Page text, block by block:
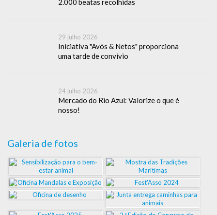
29 julho 2026
Iniciativa "Avós & Netos" proporciona
uma tarde de convívio
24 julho 2026
Mercado do Rio Azul: Valorize o que é
nosso!
Galeria de fotos